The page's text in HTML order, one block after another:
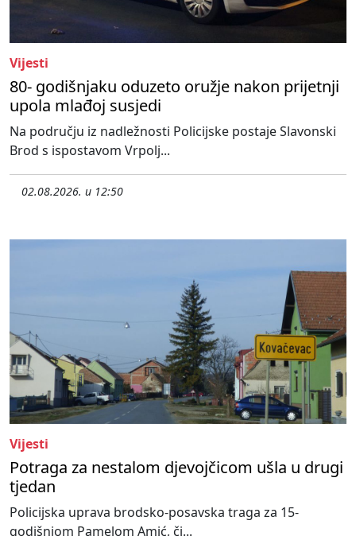
Vijesti
80- godišnjaku oduzeto oružje nakon prijetnji
upola mlađoj susjedi
Na području iz nadležnosti Policijske postaje Slavonski
Brod s ispostavom Vrpolj...
02.08.2026. u 12:50
Vijesti
Potraga za nestalom djevojčicom ušla u drugi
tjedan
Policijska uprava brodsko-posavska traga za 15-
godišnjom Pamelom Amić, či...